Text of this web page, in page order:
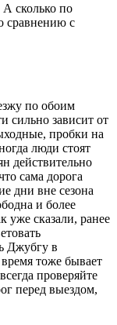
А сколько по
сравнению с
по обоим
сильно зависит от
пробки на
люди стоят
действительно
сама дорога
дни вне сезона
и более
уже сказали, ранее
Джубгу в
тоже бывает
проверяйте
перед выездом,